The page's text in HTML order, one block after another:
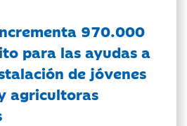
970.000
para las ayudas a
de jóvenes
agricultoras